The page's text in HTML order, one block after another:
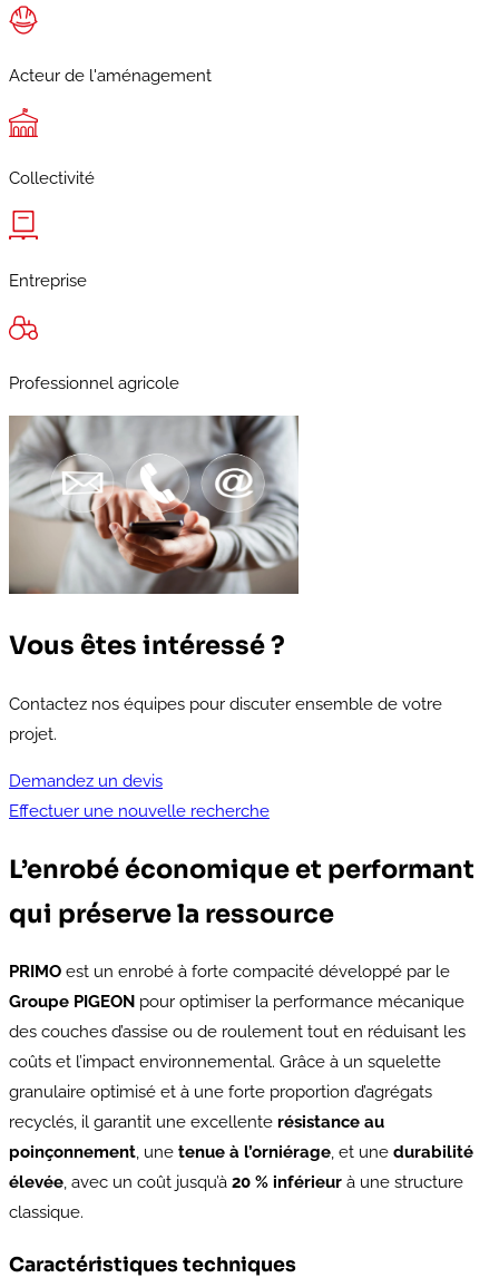
Acteur de l'aménagement
Collectivité
Entreprise
Professionnel agricole
Vous êtes intéressé ?
Contactez nos équipes pour discuter ensemble de votre
projet.
Demandez un devis
Effectuer une nouvelle recherche
L’enrobé économique et performant
qui préserve la ressource
PRIMO est un enrobé à forte compacité développé par le
Groupe PIGEON pour optimiser la performance mécanique
des couches d’assise ou de roulement tout en réduisant les
coûts et l’impact environnemental. Grâce à un squelette
granulaire optimisé et à une forte proportion d’agrégats
recyclés, il garantit une excellente résistance au
poinçonnement, une tenue à l’orniérage, et une durabilité
élevée, avec un coût jusqu’à 20 % inférieur à une structure
classique.
Caractéristiques techniques